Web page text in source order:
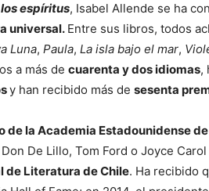
espíritus, Isabel Allende se ha
universal. Entre sus libros, todos
Luna, Paula, La isla bajo el mar,
a más de cuarenta y dos idiomas,
y han recibido más de sesenta
de la Academia Estadounidense
De Lillo, Tom Ford o Joyce
de Literatura de Chile. Ha recibido